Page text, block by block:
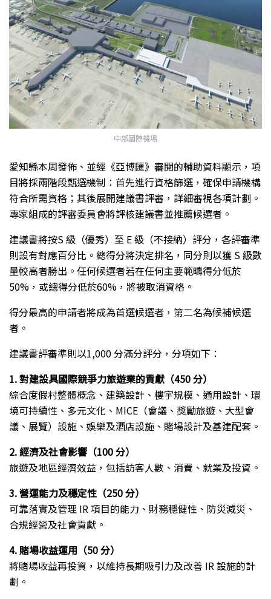
中部國際機場
愛知縣本周發佈、並經《亞博匯》審閱的輔助資料顯示，項
目將採兩階段甄選機制：首先進行資格篩選，確保申請機構
符合所需資格；其後展開建議書評審，詳細審視各項計劃。
專家組成的評審委員會將評核建議書並推薦候選者。
建議書將按S 級（優秀）至 E 級（不接納）評分，各評審準
則設有對應百分比。總得分將決定排名，同分則以獲 S 級數
量較高者勝出。任何候選者若在任何主要範疇得分低於
50%，或總得分低於60%，將被取消資格。
得分最高的申請者將成為首選候選者，第二名為候補候選
者。
建議書評審準則以1,000 分滿分評分，分項如下：
1. 對建設具國際競爭力旅遊業的貢獻（450分）
綜合度假村整體概念、建築設計、樓宇規模、通用設計、環
境可持續性、多元文化、MICE（會議、獎勵旅遊、大型會
議、展覽）設施、娛樂及酒店設施、賭場設計及基建配套。
2. 經濟及社會影響（100分）
旅遊及地區經濟效益，包括訪客人數、消費、就業及投資。
3. 營運能力及穩定性（250分）
可靠落實及管理 IR 項目的能力、財務穩健性、防災減災、
合規經營及社會貢獻。
4. 賭場收益運用（50分）
將賭場收益再投資，以維持長期吸引力及改善 IR 設施的計
劃。